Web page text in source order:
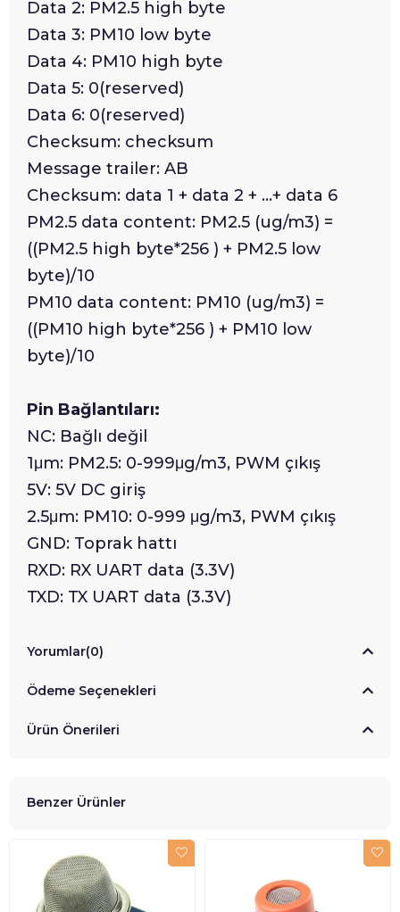
Data 2: PM2.5 high byte
Data 3: PM10 low byte
Data 4: PM10 high byte
Data 5: 0(reserved)
Data 6: 0(reserved)
Checksum: checksum
Message trailer: AB
Checksum: data 1 + data 2 + ...+ data 6
PM2.5 data content: PM2.5 (ug/m3) =
((PM2.5 high byte*256 ) + PM2.5 low
byte)/10
PM10 data content: PM10 (ug/m3) =
((PM10 high byte*256 ) + PM10 low
byte)/10
Pin Bağlantıları:
NC: Bağlı değil
1μm: PM2.5: 0-999μg/m3, PWM çıkış
5V: 5V DC giriş
2.5μm: PM10: 0-999 μg/m3, PWM çıkış
GND: Toprak hattı
RXD: RX UART data (3.3V)
TXD: TX UART data (3.3V)
Yorumlar(0)
Ödeme Seçenekleri
Ürün Önerileri
Benzer Ürünler